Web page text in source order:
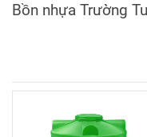
Bồn nhựa Trường